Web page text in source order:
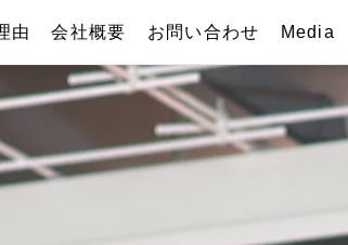
由 会社概要 お問い合わせ Media